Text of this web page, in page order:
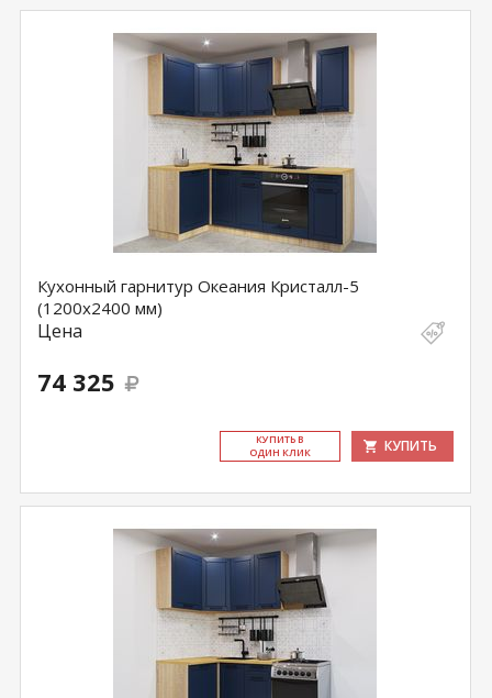
Кухонный гарнитур Океания Кристалл-5
(1200х2400 мм)
Цена
74 325
КУ­ПИТЬ В
ОДИН КЛИК
КУПИТЬ